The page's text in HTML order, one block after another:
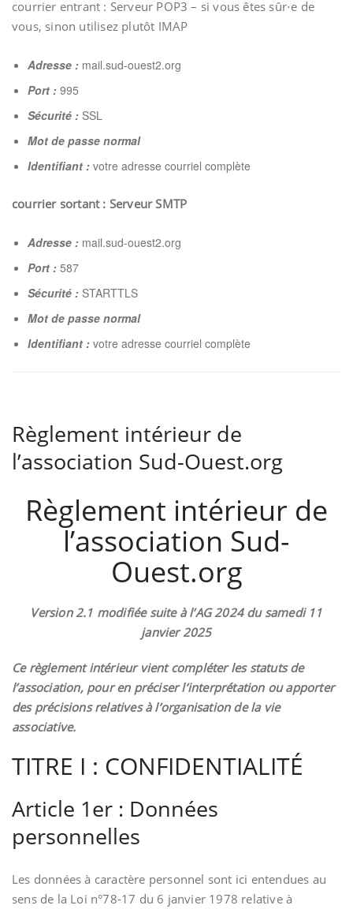
courrier entrant : Serveur POP3 – si vous êtes sûr⋅e de
vous, sinon utilisez plutôt IMAP
Adresse : mail.sud-ouest2.org
Port : 995
Sécurité : SSL
Mot de passe normal
Identifiant : votre adresse courriel complète
courrier sortant : Serveur SMTP
Adresse : mail.sud-ouest2.org
Port : 587
Sécurité : STARTTLS
Mot de passe normal
Identifiant : votre adresse courriel complète
Règlement intérieur de
l’association Sud-Ouest.org
Règlement intérieur de
l’association Sud-
Ouest.org
Version 2.1 modifiée suite à l’AG 2024 du samedi 11
janvier 2025
Ce règlement intérieur vient compléter les statuts de
l’association, pour en préciser l’interprétation ou apporter
des précisions relatives à l’organisation de la vie
associative.
TITRE I : CONFIDENTIALITÉ
Article 1er : Données
personnelles
Les données à caractère personnel sont ici entendues au
sens de la Loi n°78-17 du 6 janvier 1978 relative à